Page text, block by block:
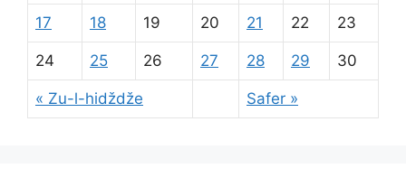
« Zu-l-hidždže Safer »
17 18 19 20 21 22 23
24 25 26 27 28 29 30